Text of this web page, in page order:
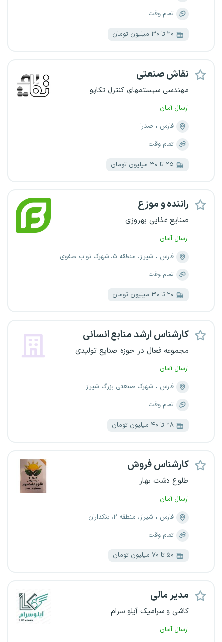
تمام وقت
۲۰ تا ۳۰ میلیون تومان
نقاش صنعتی
مهندسی سیستمهای کنترل تکاپو
ارسال آسان
فارس
صدرا
تمام وقت
۲۵ تا ۳۰ میلیون تومان
راننده و موزع
صنایع غذایی بهروزی
ارسال آسان
فارس
شیراز، منطقه ۵، شهرک نواب صفوی
تمام وقت
۲۰ تا ۳۰ میلیون تومان
کارشناس ارشد منابع انسانی
مجموعه فعال در حوزه صنایع تولیدی
ارسال آسان
فارس
شهرک صنعتی بزرگ شیراز
تمام وقت
۲۸ تا ۴۰ میلیون تومان
کارشناس فروش
طلوع دشت بهار
ارسال آسان
فارس
شیراز، منطقه ۲، بنکداران
تمام وقت
۵۰ تا ۷۰ میلیون تومان
مدیر مالی
کاشی و سرامیک آیلو سرام
ارسال آسان